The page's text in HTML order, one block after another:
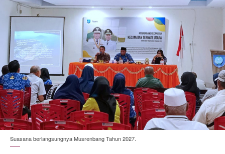
Suasana berlangsungnya Musrenbang Tahun 2027.